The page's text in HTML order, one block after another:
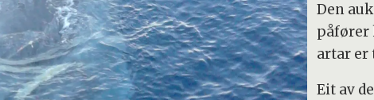
Den
påfører
artar er
Eit av